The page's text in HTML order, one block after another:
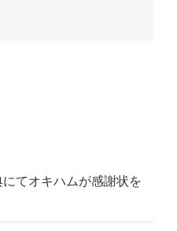
てオキハムが感謝状を